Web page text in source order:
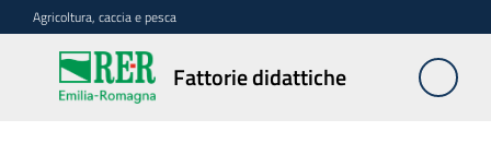
Vai al contenuto
Vai alla navigazione
Vai al footer
Agricoltura, caccia e pesca
Fattorie didattiche
Fattorie
didattiche